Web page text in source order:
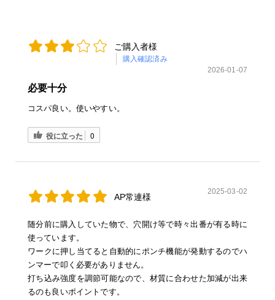
ご購入者様
購入確認済み
2026-01-07
必要十分
コスパ良い。使いやすい。
役に立った 0
AP常連様
2025-03-02
随分前に購入していた物で、穴開け等で時々出番が有る時に
使っています。
ワークに押し当てると自動的にポンチ機能が発動するのでハ
ンマーで叩く必要がありません。
打ち込み強度を調節可能なので、材質に合わせた加減が出来
るのも良いポイントです。